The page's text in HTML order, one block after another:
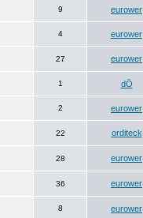
9 eurower
4 eurower
27 eurower
1 dÖ
2 eurower
22 orditeck
28 eurower
36 eurower
8 eurower